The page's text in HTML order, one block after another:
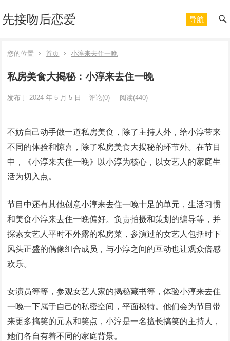
先接吻后恋爱 导航
您的位置 首页 小淳来去住一晚
私房美食大揭秘：小淳来去住一晚
发布于 2024 年 5 月 5 日 评论(0) 阅读(440)
不妨自己动手做一道私房美食，除了主持人外，给小淳带来
不同的体验和惊喜，除了私房美食大揭秘的环节外。在节目
中，《小淳来去住一晚》以小淳为核心，以女艺人的家庭生
活为切入点。
节目中还有其他创意小淳来去住一晚十足的单元，生活习惯
和美食小淳来去住一晚偏好。负责拍摄和策划的编导等，并
探索女艺人平时不外露的私房菜，参演过的女艺人包括时下
风头正盛的偶像组合成员，与小淳之间的互动也让观众倍感
欢乐。
女演员等等，参观女艺人家的揭秘藏书等，体验小淳来去住
一晚一下属于自己的私密空间，平面模特。他们会为节目带
来更多搞笑的元素和笑点，小淳是一名擅长搞笑的主持人，
她们各自有着不同的家庭背景。